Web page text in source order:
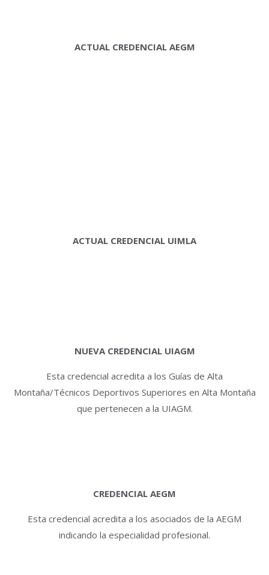
ACTUAL CREDENCIAL AEGM
ACTUAL CREDENCIAL UIMLA
NUEVA CREDENCIAL UIAGM
Esta credencial acredita a los Guías de Alta
Montaña/Técnicos Deportivos Superiores en Alta Montaña
que pertenecen a la UIAGM.
CREDENCIAL AEGM
Esta credencial acredita a los asociados de la AEGM
indicando la especialidad profesional.